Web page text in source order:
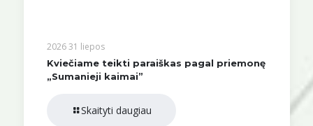
2026 31 liepos
Kviečiame teikti paraiškas pagal priemonę
„Sumanieji kaimai”
Skaityti daugiau